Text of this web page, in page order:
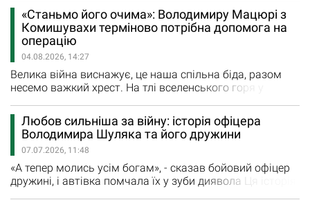
таким і є, життєрадісне маленьке сонечко, позитивний
помічник пані Тетяни. Їхня прийомна родина з
настанням війни пережила у рідному місті тяжкі часи, -
ворог розтрощив їхній дім, зламав життя і
налагоджений побут…
«Станьмо його очима»: Володимиру Мацюрі з
Комишувахи терміново потрібна допомога на
операцію
04.08.2026, 14:27
Велика війна виснажує, це наша спільна біда, разом
несемо важкий хрест. На тлі вселенського горя у
долати які не менш складно. Коли ж торкається
проблем зі здоров’ям, нерідко проблеми
розростаються в нещастя, подолати самим які просто
неможливо. І тоді людина, у відчаї переступаючи
збентеженість, ніяковість,…
Любов сильніша за війну: історія офіцера
Володимира Шуляка та його дружини
07.07.2026, 11:48
«А тепер молись усім богам», - сказав бойовий офіцер
дружині, і автівка помчала їх у зуби диявола Ця історія